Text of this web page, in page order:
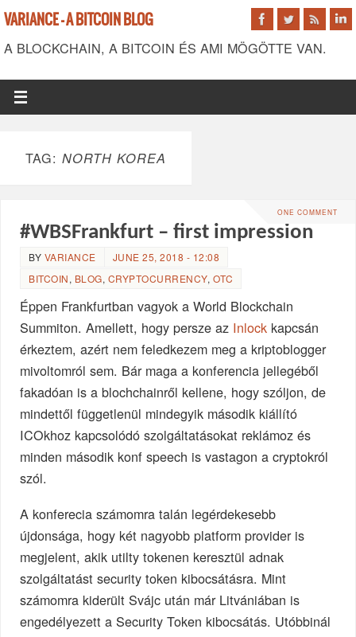
VARIANCE - A BITCOIN BLOG
A BLOCKCHAIN, A BITCOIN ÉS AMI MÖGÖTTE VAN.
TAG: NORTH KOREA
ONE COMMENT
#WBSFrankfurt – first impression
BY VARIANCE
JUNE 25, 2018 - 12:08
BITCOIN, BLOG, CRYPTOCURRENCY, OTC
Éppen Frankfurtban vagyok a World Blockchain
Summiton. Amellett, hogy persze az Inlock kapcsán
érkeztem, azért nem feledkezem meg a kriptoblogger
mivoltomról sem. Bár maga a konferencia jellegéből
fakadóan is a blochchainről kellene, hogy szóljon, de
mindettől függetlenül mindegyik második kiállító
ICOkhoz kapcsolódó szolgáltatásokat reklámoz és
minden második konf speech is vastagon a cryptokról
szól.
A konferecia számomra talán legérdekesebb
újdonsága, hogy két nagyobb platform provider is
megjelent, akik utilty tokenen keresztül adnak
szolgáltatást security token kibocsátásra. Mint
számomra kiderült Svájc után már Litvániában is
engedélyezett a Security Token kibocsátás. Utóbbinál